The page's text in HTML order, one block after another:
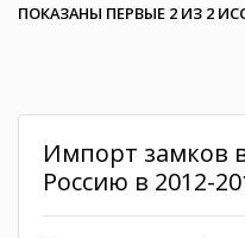
ПОКАЗАНЫ ПЕРВЫЕ 2 ИЗ 2
Импорт замков
Россию в 2012-